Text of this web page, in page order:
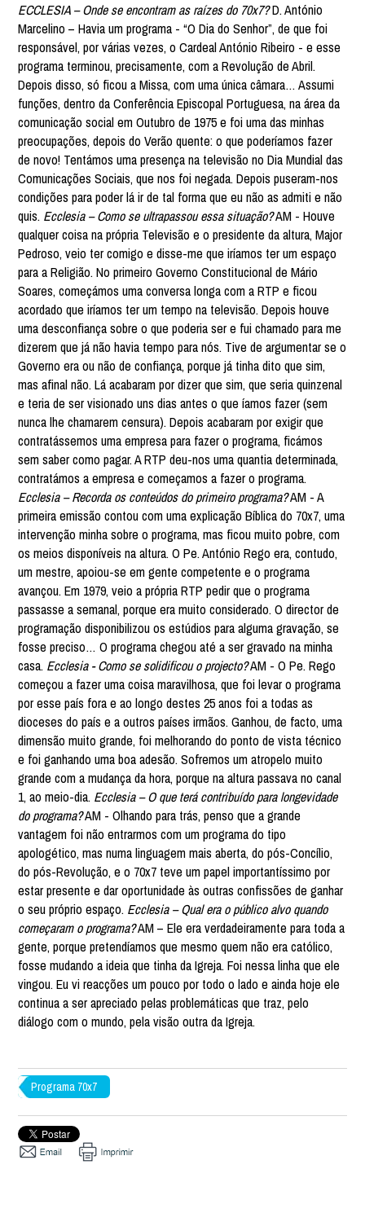
ECCLESIA – Onde se encontram as raízes do 70x7?D. António
Marcelino – Havia um programa - “O Dia do Senhor”, de que foi
responsável, por várias vezes, o Cardeal António Ribeiro - e esse
programa terminou, precisamente, com a Revolução de Abril.
Depois disso, só ficou a Missa, com uma única câmara… Assumi
funções, dentro da Conferência Episcopal Portuguesa, na área da
comunicação social em Outubro de 1975 e foi uma das minhas
preocupações, depois do Verão quente: o que poderíamos fazer
de novo! Tentámos uma presença na televisão no Dia Mundial das
Comunicações Sociais, que nos foi negada. Depois puseram-nos
condições para poder lá ir de tal forma que eu não as admiti e não
quis. Ecclesia – Como se ultrapassou essa situação?AM - Houve
qualquer coisa na própria Televisão e o presidente da altura, Major
Pedroso, veio ter comigo e disse-me que iríamos ter um espaço
para a Religião. No primeiro Governo Constitucional de Mário
Soares, começámos uma conversa longa com a RTP e ficou
acordado que iríamos ter um tempo na televisão. Depois houve
uma desconfiança sobre o que poderia ser e fui chamado para me
dizerem que já não havia tempo para nós. Tive de argumentar se o
Governo era ou não de confiança, porque já tinha dito que sim,
mas afinal não. Lá acabaram por dizer que sim, que seria quinzenal
e teria de ser visionado uns dias antes o que íamos fazer (sem
nunca lhe chamarem censura). Depois acabaram por exigir que
contratássemos uma empresa para fazer o programa, ficámos
sem saber como pagar. A RTP deu-nos uma quantia determinada,
contratámos a empresa e começamos a fazer o programa.
Ecclesia – Recorda os conteúdos do primeiro programa?AM - A
primeira emissão contou com uma explicação Bíblica do 70x7, uma
intervenção minha sobre o programa, mas ficou muito pobre, com
os meios disponíveis na altura. O Pe. António Rego era, contudo,
um mestre, apoiou-se em gente competente e o programa
avançou. Em 1979, veio a própria RTP pedir que o programa
passasse a semanal, porque era muito considerado. O director de
programação disponibilizou os estúdios para alguma gravação, se
fosse preciso… O programa chegou até a ser gravado na minha
casa. Ecclesia - Como se solidificou o projecto?AM - O Pe. Rego
começou a fazer uma coisa maravilhosa, que foi levar o programa
por esse país fora e ao longo destes 25 anos foi a todas as
dioceses do país e a outros países irmãos. Ganhou, de facto, uma
dimensão muito grande, foi melhorando do ponto de vista técnico
e foi ganhando uma boa adesão. Sofremos um atropelo muito
grande com a mudança da hora, porque na altura passava no canal
1, ao meio-dia. Ecclesia – O que terá contribuído para longevidade
do programa?AM - Olhando para trás, penso que a grande
vantagem foi não entrarmos com um programa do tipo
apologético, mas numa linguagem mais aberta, do pós-Concílio,
do pós-Revolução, e o 70x7 teve um papel importantíssimo por
estar presente e dar oportunidade às outras confissões de ganhar
o seu próprio espaço. Ecclesia – Qual era o público alvo quando
começaram o programa?AM – Ele era verdadeiramente para toda a
gente, porque pretendíamos que mesmo quem não era católico,
fosse mudando a ideia que tinha da Igreja. Foi nessa linha que ele
vingou. Eu vi reacções um pouco por todo o lado e ainda hoje ele
continua a ser apreciado pelas problemáticas que traz, pelo
diálogo com o mundo, pela visão outra da Igreja.
Programa 70x7